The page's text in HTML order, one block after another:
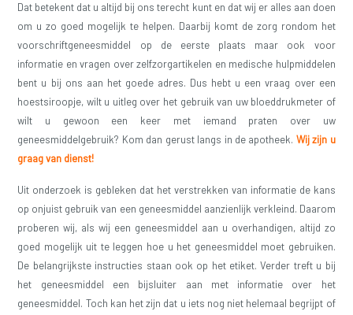
Dat betekent dat u altijd bij ons terecht kunt en dat wij er alles aan doen
om u zo goed mogelijk te helpen. Daarbij komt de zorg rondom het
voorschriftgeneesmiddel op de eerste plaats maar ook voor
informatie en vragen over zelfzorgartikelen en medische hulpmiddelen
bent u bij ons aan het goede adres. Dus hebt u een vraag over een
hoestsiroopje, wilt u uitleg over het gebruik van uw bloeddrukmeter of
wilt u gewoon een keer met iemand praten over uw
geneesmiddelgebruik? Kom dan gerust langs in de apotheek. Wij zijn u
graag van dienst!
Uit onderzoek is gebleken dat het verstrekken van informatie de kans
op onjuist gebruik van een geneesmiddel aanzienlijk verkleind. Daarom
proberen wij, als wij een geneesmiddel aan u overhandigen, altijd zo
goed mogelijk uit te leggen hoe u het geneesmiddel moet gebruiken.
De belangrijkste instructies staan ook op het etiket. Verder treft u bij
het geneesmiddel een bijsluiter aan met informatie over het
geneesmiddel. Toch kan het zijn dat u iets nog niet helemaal begrijpt of